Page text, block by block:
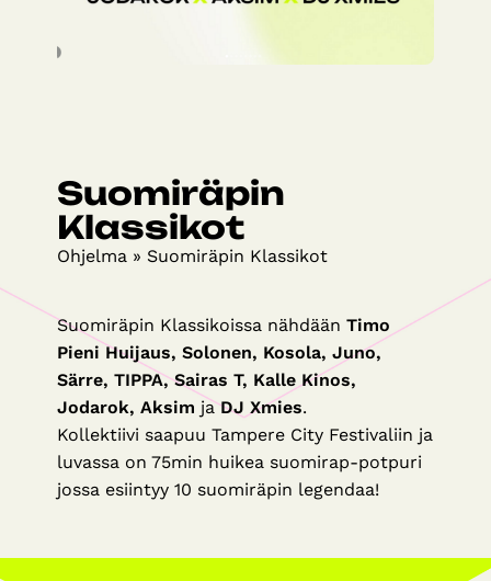
Suomiräpin
Klassikot
Ohjelma » Suomiräpin Klassikot
Suomiräpin Klassikoissa nähdäänTimo
Pieni Huijaus, Solonen, Kosola, Juno,
Särre, TIPPA, Sairas T, Kalle Kinos,
Jodarok, Aksim jaDJ Xmies.
Kollektiivi saapuu Tampere City Festivaliin ja
luvassa on 75min huikea suomirap-potpuri
jossa esiintyy 10 suomiräpin legendaa!